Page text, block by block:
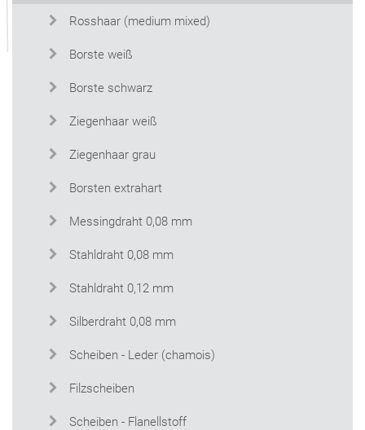
Rosshaar (medium mixed)
Borste weiß
Borste schwarz
Ziegenhaar weiß
Ziegenhaar grau
Borsten extrahart
Messingdraht 0,08 mm
Stahldraht 0,08 mm
Stahldraht 0,12 mm
Silberdraht 0,08 mm
Scheiben - Leder (chamois)
Filzscheiben
Scheiben - Flanellstoff